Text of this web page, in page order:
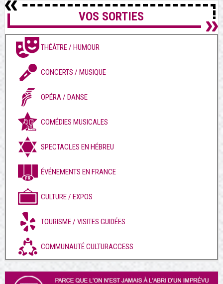
VOS SORTIES
THÉÂTRE / HUMOUR
CONCERTS / MUSIQUE
OPÉRA / DANSE
COMÉDIES MUSICALES
SPECTACLES EN HÉBREU
ÉVÉNEMENTS EN FRANCE
CULTURE / EXPOS
TOURISME / VISITES GUIDÉES
COMMUNAUTÉ CULTURACCESS